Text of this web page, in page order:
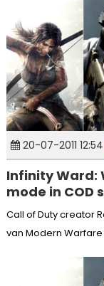
20-07-2011 12:54
Infinity Ward:
mode in COD
Call of Duty creator
van Modern Warfare